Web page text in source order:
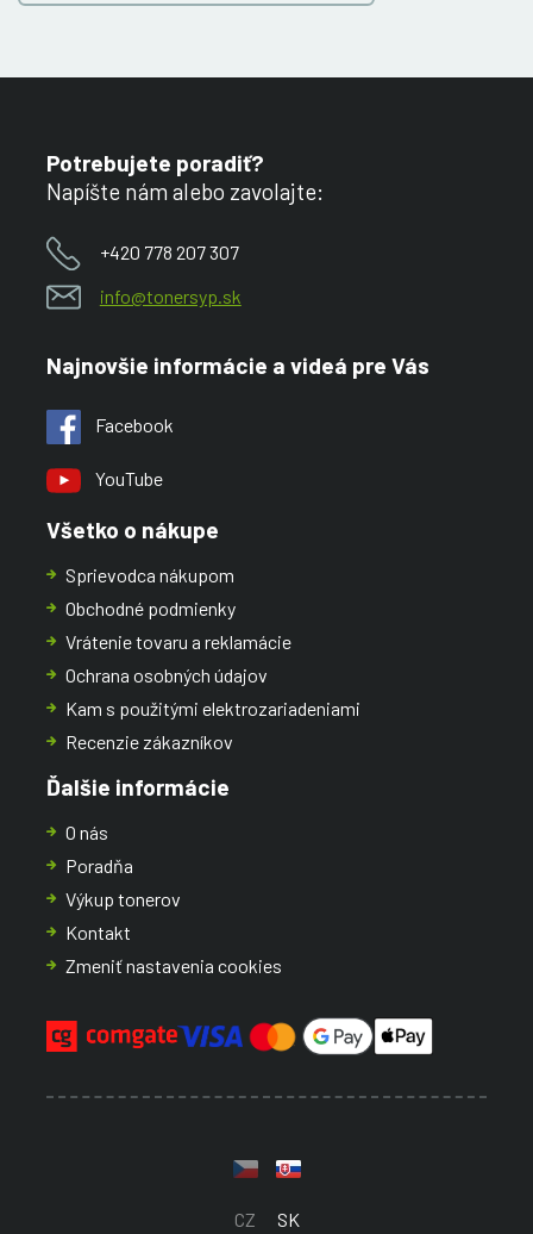
Potrebujete poradiť?
Napíšte nám alebo zavolajte:
+420 778 207 307
info@tonersyp.sk
Najnovšie informácie a videá pre Vás
Facebook
YouTube
Všetko o nákupe
Sprievodca nákupom
Obchodné podmienky
Vrátenie tovaru a reklamácie
Ochrana osobných údajov
Kam s použitými elektrozariadeniami
Recenzie zákazníkov
Ďalšie informácie
O nás
Poradňa
Výkup tonerov
Kontakt
Zmeniť nastavenia cookies
CZ SK